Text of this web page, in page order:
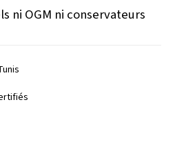
ni OGM ni conservateurs